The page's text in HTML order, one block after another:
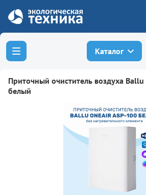
Каталог
Приточный очиститель воздуха
белый